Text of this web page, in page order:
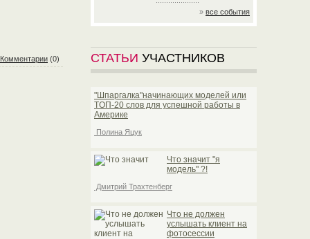
Комментарии (0)
» все события
СТАТЬИ УЧАСТНИКОВ
"Шпаргалка"начинающих моделей или
TOП-20 слов для успешной работы в
Америке
Полина Яцук
Что значит "я
модель" ?!
Дмитрий Трахтенберг
Что не должен
услышать клиент на
фотосессии